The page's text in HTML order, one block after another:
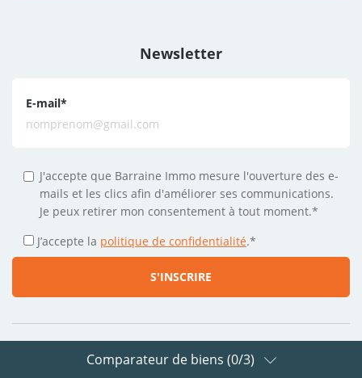
Newsletter
E-mail*
J'accepte que Barraine Immo mesure l'ouverture des e-
mails et les clics afin d'améliorer ses communications.
Je peux retirer mon consentement à tout moment.*
J’accepte la politique de confidentialité.*
Suivez-nous sur les réseaux
Comparateur de biens (0/3)